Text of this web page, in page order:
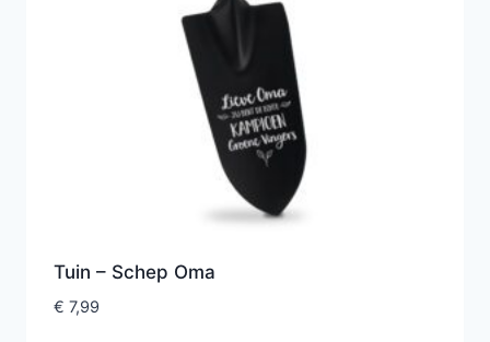
Tuin – Schep Oma
€ 7,99